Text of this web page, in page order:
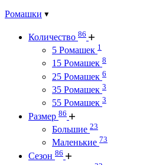
Ромашки
Количество 86
5 Ромашек 1
15 Ромашек 8
25 Ромашек 6
35 Ромашек 3
55 Ромашек 3
Размер 86
Большие 23
Маленькие 73
Сезон 86